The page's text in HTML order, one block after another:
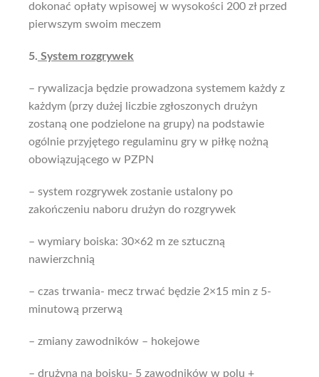
dokonać opłaty wpisowej w wysokości 200 zł przed
pierwszym swoim meczem
5. System rozgrywek
– rywalizacja będzie prowadzona systemem każdy z
każdym (przy dużej
liczbie zgłoszonych drużyn
zostaną one podzielone na grupy) na podstawie
ogólnie przyjętego regulaminu gry w piłkę nożną
obowiązującego w PZPN
– system rozgrywek zostanie ustalony po
zakończeniu naboru drużyn do rozgrywek
– wymiary boiska: 30×62 m ze sztuczną
nawierzchnią
– czas trwania- mecz trwać będzie 2×15 min z 5-
minutową przerwą
– zmiany zawodników – hokejowe
– drużyna na boisku- 5 zawodników w polu +